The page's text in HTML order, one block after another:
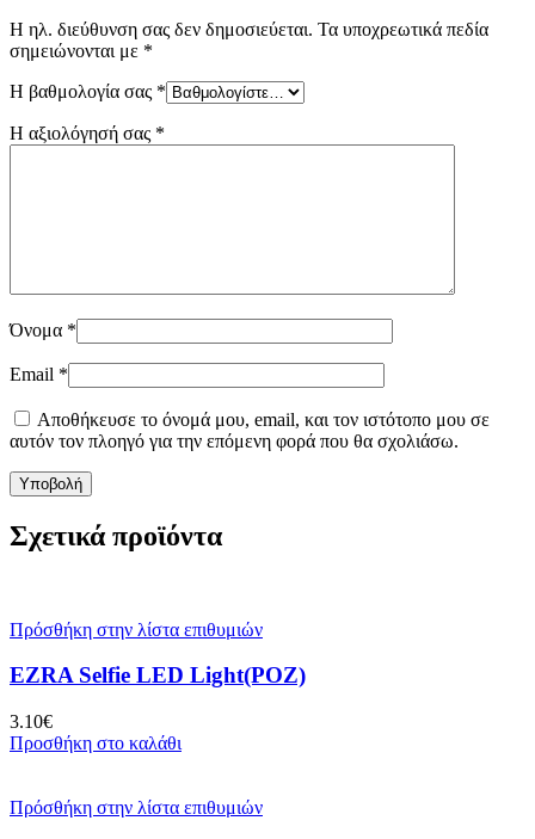
Η ηλ. διεύθυνση σας δεν δημοσιεύεται. Τα υποχρεωτικά πεδία
σημειώνονται με *
Η βαθμολογία σας *
Η αξιολόγησή σας *
Όνομα *
Email *
Αποθήκευσε το όνομά μου, email, και τον ιστότοπο μου σε
αυτόν τον πλοηγό για την επόμενη φορά που θα σχολιάσω.
Σχετικά προϊόντα
Πρόσθήκη στην λίστα επιθυμιών
EZRA Selfie LED Light(ΡΟΖ)
3.10€
Προσθήκη στο καλάθι
Πρόσθήκη στην λίστα επιθυμιών